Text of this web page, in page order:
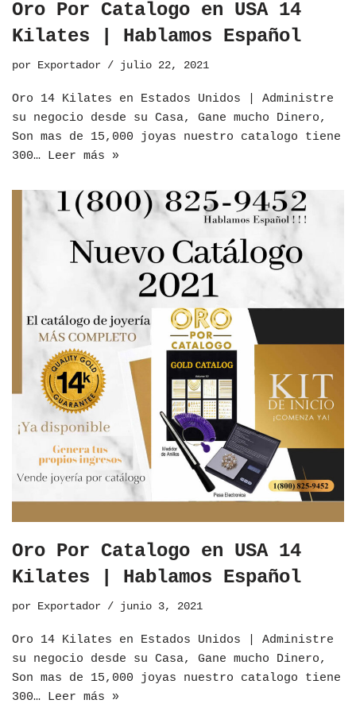
Oro Por Catalogo en USA 14
Kilates | Hablamos Español
por Exportador julio 22, 2021
Oro 14 Kilates en Estados Unidos | Administre
su negocio desde su Casa, Gane mucho Dinero,
Son mas de 15,000 joyas nuestro catalogo tiene
300… Leer más »
Oro Por Catalogo en USA 14
Kilates | Hablamos Español
por Exportador junio 3, 2021
Oro 14 Kilates en Estados Unidos | Administre
su negocio desde su Casa, Gane mucho Dinero,
Son mas de 15,000 joyas nuestro catalogo tiene
300… Leer más »